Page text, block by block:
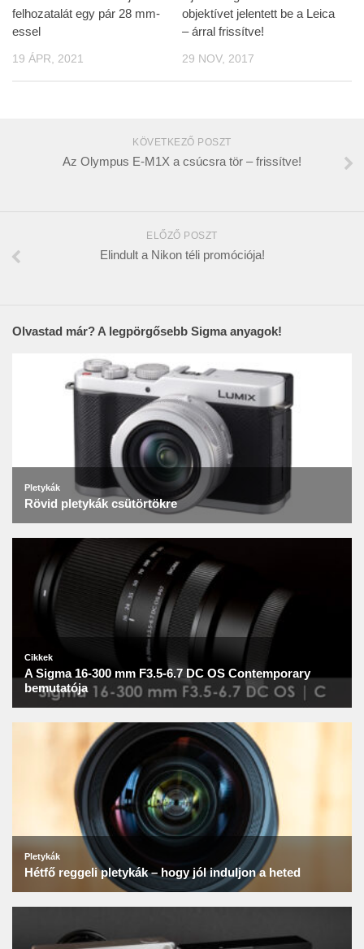
felhozatalát egy pár 28 mm-
essel
19 ÁPR, 2021
objektívet jelentett be a Leica
– árral frissítve!
29 NOV, 2017
KÖVETKEZŐ POSZT
Az Olympus E-M1X a csúcsra tör – frissítve!
ELŐZŐ POSZT
Elindult a Nikon téli promóciója!
Olvastad már? A legpörgősebb Sigma anyagok!